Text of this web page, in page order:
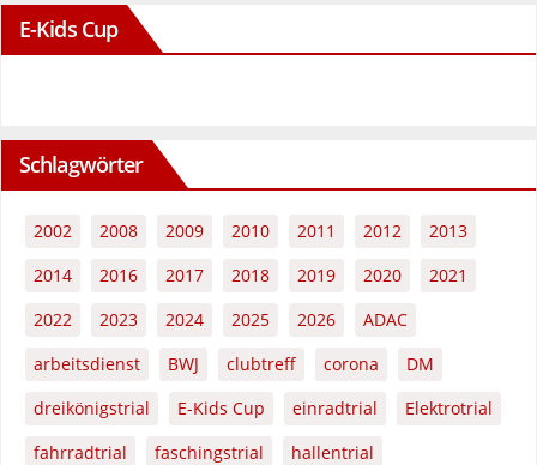
E-Kids Cup
Schlagwörter
2002 2008 2009 2010 2011 2012
2013
2014
2016 2017 2018 2019 2020
2021
2022
2023 2024 2025 2026
ADAC
arbeitsdienst
BWJ clubtreff corona
DM
dreikönigstrial
E-Kids Cup einradtrial
Elektrotrial
fahrradtrial
faschingstrial
hallentrial